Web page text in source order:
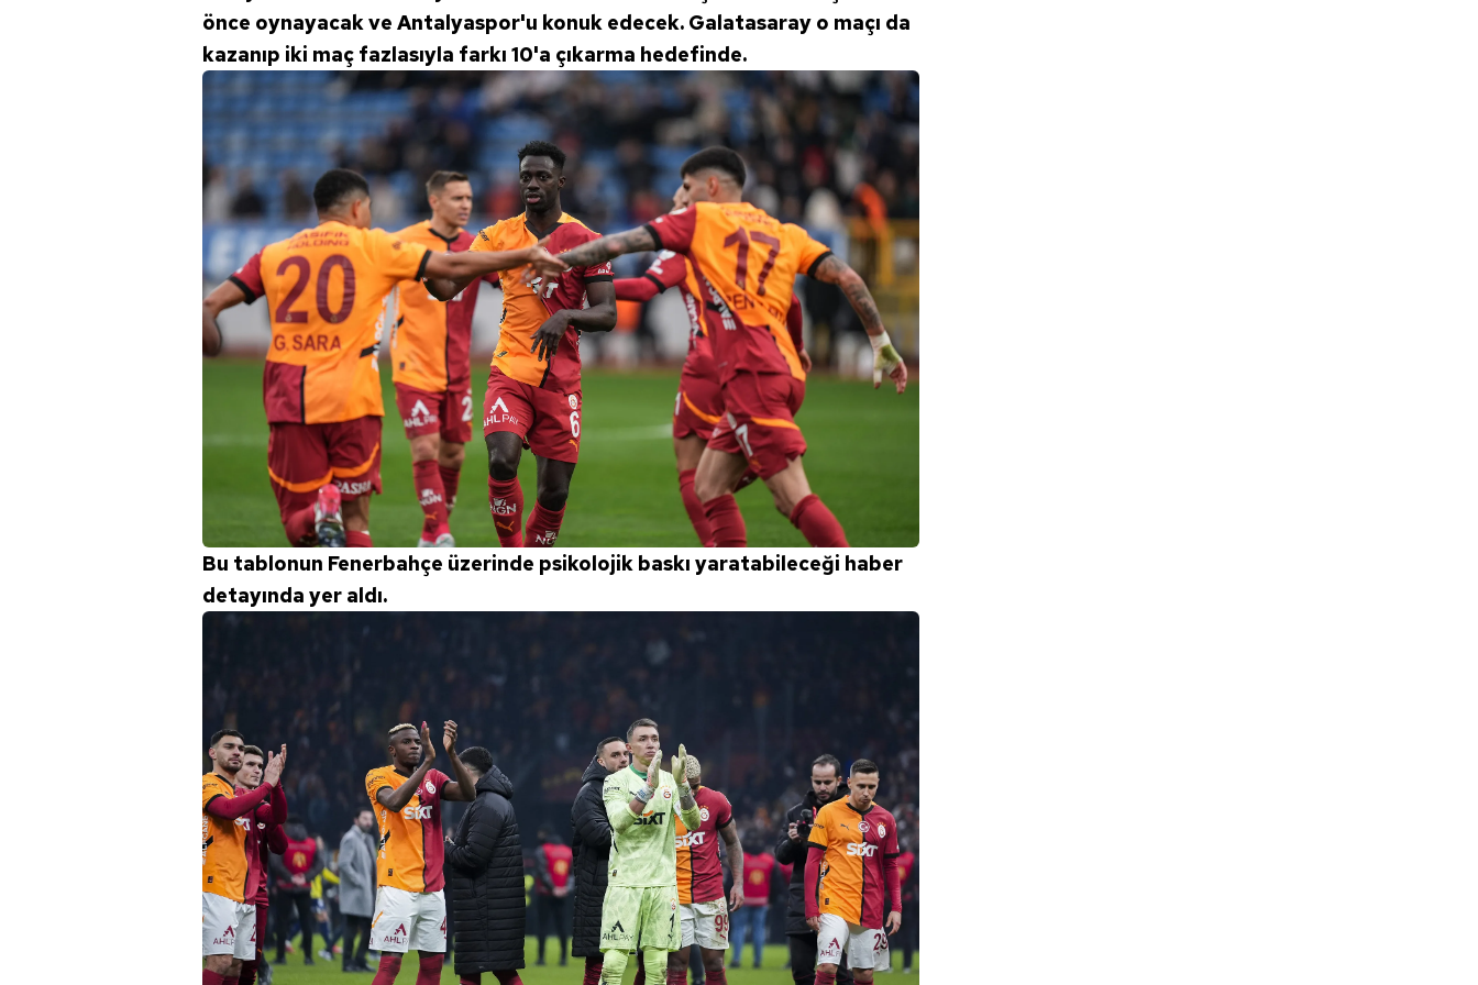
mevzuata uygun olarak kullanılan çerezlerle ilgili bilgi almak için lütfen
önce oynayacak ve Antalyaspor'u konuk edecek. Galatasaray o maçı da
kazanıp iki maç fazlasıyla farkı 10'a çıkarma hedefinde.
Bu tablonun Fenerbahçe üzerinde psikolojik baskı yaratabileceği haber
detayında yer aldı.